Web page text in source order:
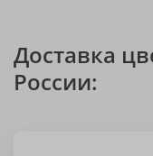
Доставка
России: